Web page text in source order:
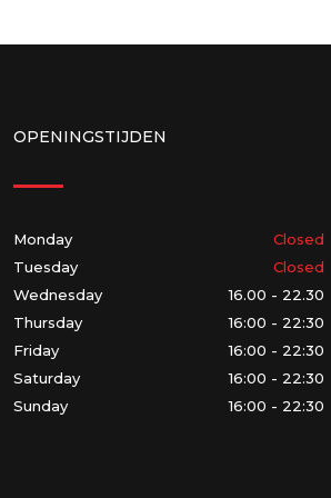
OPENINGSTIJDEN
Monday
Closed
Tuesday
Closed
Wednesday
16.00 - 22.30
Thursday
16:00 - 22:30
Friday
16:00 - 22:30
Saturday
16:00 - 22:30
Sunday
16:00 - 22:30